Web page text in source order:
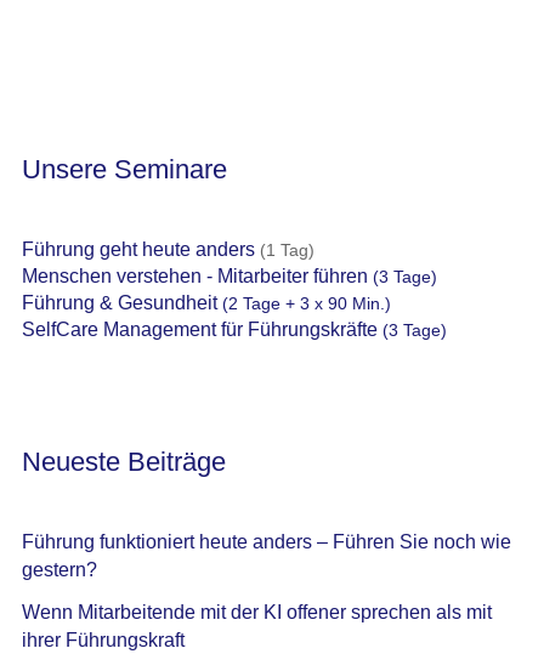
Unsere Seminare
Führung geht heute anders(1 Tag)
Menschen verstehen - Mitarbeiter führen (3 Tage)
Führung & Gesundheit(2 Tage + 3 x 90 Min.)
SelfCare Management für Führungskräfte(3 Tage)
Neueste Beiträge
Führung funktioniert heute anders – Führen Sie noch wie
gestern?
Wenn Mitarbeitende mit der KI offener sprechen als mit
ihrer Führungskraft